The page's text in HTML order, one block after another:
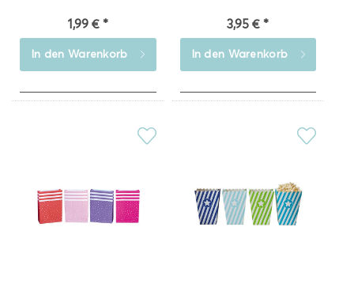
1,99 € *
In den Warenkorb
3,95 € *
In den Warenkorb